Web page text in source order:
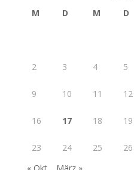
M D M D
2 3 4 5
9 10 11 12
16 17 18 19
23 24 25 26